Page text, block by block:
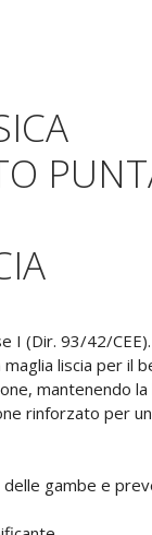
I (Dir. 93/42/CEE).
liscia per il
mantenendo
rinforzato per
delle gambe e